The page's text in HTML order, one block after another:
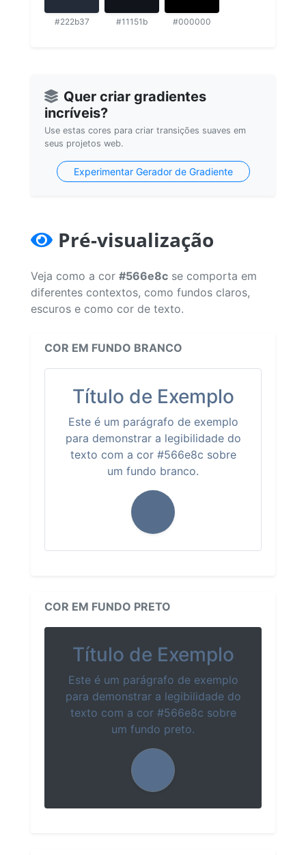
#222b37 #11151b #000000
Quer criar gradientes
incríveis?
Use estas cores para criar transições suaves em
seus projetos web.
Experimentar Gerador de Gradiente
Pré-visualização
Veja como a cor #566e8c se comporta em
diferentes contextos, como fundos claros,
escuros e como cor de texto.
COR EM FUNDO BRANCO
Título de Exemplo
Este é um parágrafo de exemplo
para demonstrar a legibilidade do
texto com a cor #566e8c sobre
um fundo branco.
COR EM FUNDO PRETO
Título de Exemplo
Este é um parágrafo de exemplo
para demonstrar a legibilidade do
texto com a cor #566e8c sobre
um fundo preto.